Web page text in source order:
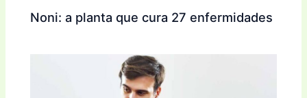
Noni: a planta que cura 27 enfermidades